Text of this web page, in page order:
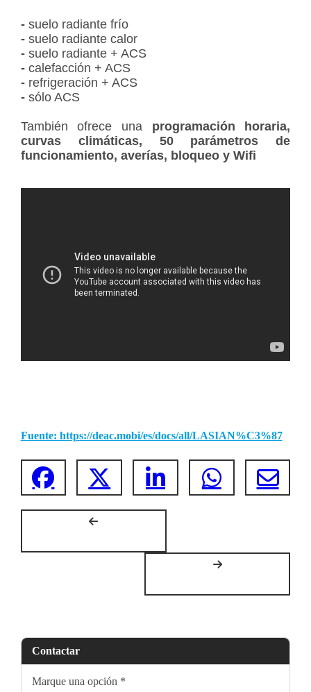
- suelo radiante frío
- suelo radiante calor
- suelo radiante + ACS
- calefacción + ACS
- refrigeración + ACS
- sólo ACS
También ofrece una programación horaria,
curvas climáticas, 50 parámetros de
funcionamiento, averías, bloqueo y Wifi
Fuente: https://deac.mobi/es/docs/all/LASIAN%C3%87
Contactar
Marque una opción *